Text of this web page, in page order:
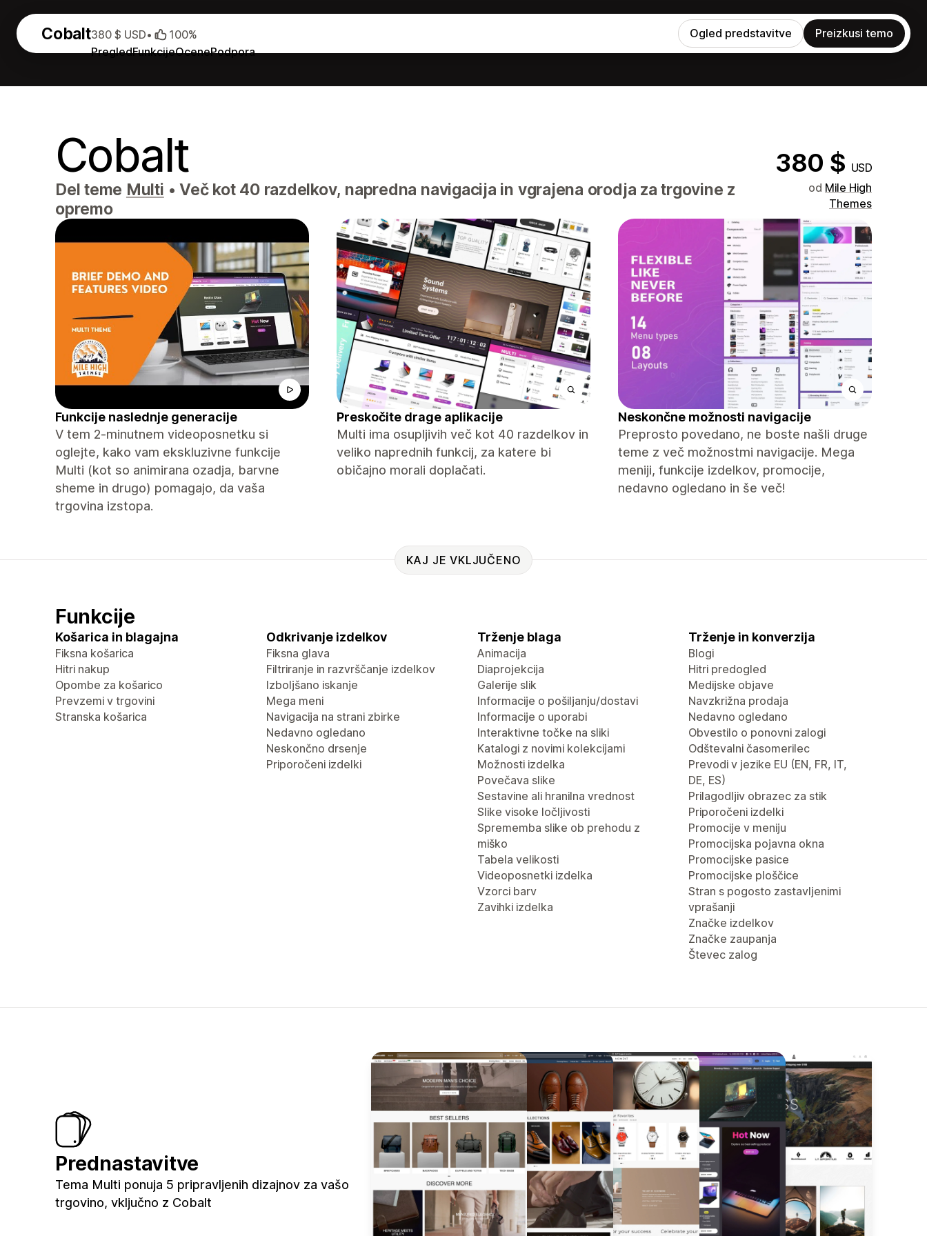
Cobalt
PregledFunkcijeOcenePodpora
380 $ USD• 100% Ogled predstavitve Preizkusi temo
Cobalt 380 $ USD
Del teme Multi • Več kot 40 razdelkov, napredna navigacija in vgrajena orodja za trgovine z
opremo
od Mile High
Themes
Funkcije naslednje generacije
V tem 2-minutnem videoposnetku si
oglejte, kako vam ekskluzivne funkcije
Multi (kot so animirana ozadja, barvne
sheme in drugo) pomagajo, da vaša
trgovina izstopa.
Preskočite drage aplikacije
Multi ima osupljivih več kot 40 razdelkov in
veliko naprednih funkcij, za katere bi
običajno morali doplačati.
Neskončne možnosti navigacije
Preprosto povedano, ne boste našli druge
teme z več možnostmi navigacije. Mega
meniji, funkcije izdelkov, promocije,
nedavno ogledano in še več!
KAJ JE VKLJUČENO
Funkcije
Košarica in blagajna
Fiksna košarica
Hitri nakup
Opombe za košarico
Prevzemi v trgovini
Stranska košarica
Odkrivanje izdelkov
Fiksna glava
Filtriranje in razvrščanje izdelkov
Izboljšano iskanje
Mega meni
Navigacija na strani zbirke
Nedavno ogledano
Neskončno drsenje
Priporočeni izdelki
Trženje blaga
Animacija
Diaprojekcija
Galerije slik
Informacije o pošiljanju/dostavi
Informacije o uporabi
Interaktivne točke na sliki
Katalogi z novimi kolekcijami
Možnosti izdelka
Povečava slike
Sestavine ali hranilna vrednost
Slike visoke ločljivosti
Sprememba slike ob prehodu z
miško
Tabela velikosti
Videoposnetki izdelka
Vzorci barv
Zavihki izdelka
Trženje in konverzija
Blogi
Hitri predogled
Medijske objave
Navzkrižna prodaja
Nedavno ogledano
Obvestilo o ponovni zalogi
Odštevalni časomerilec
Prevodi v jezike EU (EN, FR, IT,
DE, ES)
Prilagodljiv obrazec za stik
Priporočeni izdelki
Promocije v meniju
Promocijska pojavna okna
Promocijske pasice
Promocijske ploščice
Stran s pogosto zastavljenimi
vprašanji
Značke izdelkov
Značke zaupanja
Števec zalog
Prednastavitve
Tema Multi ponuja 5 pripravljenih dizajnov za vašo
trgovino, vključno z Cobalt